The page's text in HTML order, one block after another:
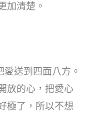
加清楚。
送到四面八方。
放的心，把愛心
極了，所以不想